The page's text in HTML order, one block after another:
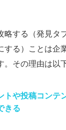
略する（発見タ
する）ことは企
。その理由は以
や投稿コンテ
きる